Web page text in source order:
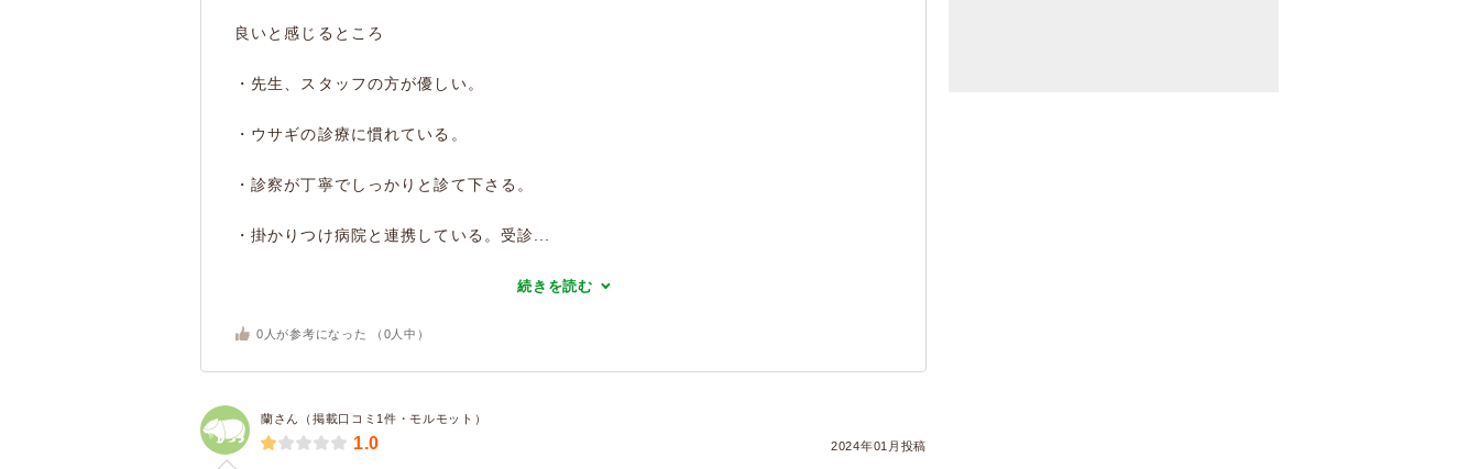
良いと感じるところ
・先生、スタッフの方が優しい。
・ウサギの診療に慣れている。
・診察が丁寧でしっかりと診て下さる。
・掛かりつけ病院と連携している。受診...
続きを読む
0 人が参考になった （ 0 人中）
蘭さん（掲載口コミ1件・モルモット）
2024年01月投稿
1.0